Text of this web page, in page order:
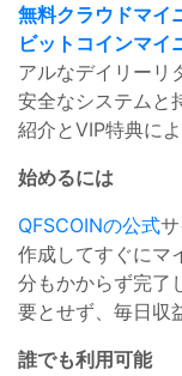
無料クラウドマイ
ビットコインマイ
アルなデイリーリ
安全なシステムと
紹介とVIP特典に
始めるには
QFSCOINの公式
作成してすぐにマ
分もかからず完了
要とせず、毎日収
誰でも利用可能